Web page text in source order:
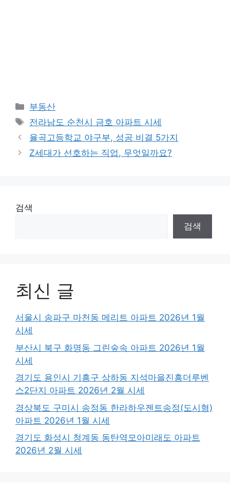
Categories
부동산
Tags
전라남도 순천시 금호 아파트 시세
율곡고등학교 야구부, 성공 비결 5가지
Z세대가 선호하는 직업, 무엇일까요?
검색
검색
최신 글
서울시 송파구 마천동 메리트 아파트 2026년 1월
시세
부산시 북구 화명동 그린숲속 아파트 2026년 1월
시세
경기도 용인시 기흥구 상하동 지석마을진흥더루벤
스2단지 아파트 2026년 2월 시세
경상북도 구미시 송정동 한라하우젠트송정(도시형)
아파트 2026년 1월 시세
경기도 화성시 청계동 동탄역모아미래도 아파트
2026년 2월 시세